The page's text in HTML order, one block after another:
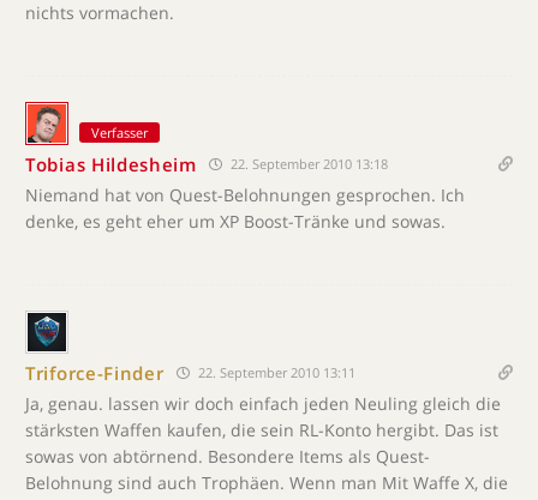
nichts vormachen.
Verfasser
Tobias Hildesheim 22. September 2010 13:18
Niemand hat von Quest-Belohnungen gesprochen. Ich
denke, es geht eher um XP Boost-Tränke und sowas.
Triforce-Finder 22. September 2010 13:11
Ja, genau. lassen wir doch einfach jeden Neuling gleich die
stärksten Waffen kaufen, die sein RL-Konto hergibt. Das ist
sowas von abtörnend. Besondere Items als Quest-
Belohnung sind auch Trophäen. Wenn man Mit Waffe X, die